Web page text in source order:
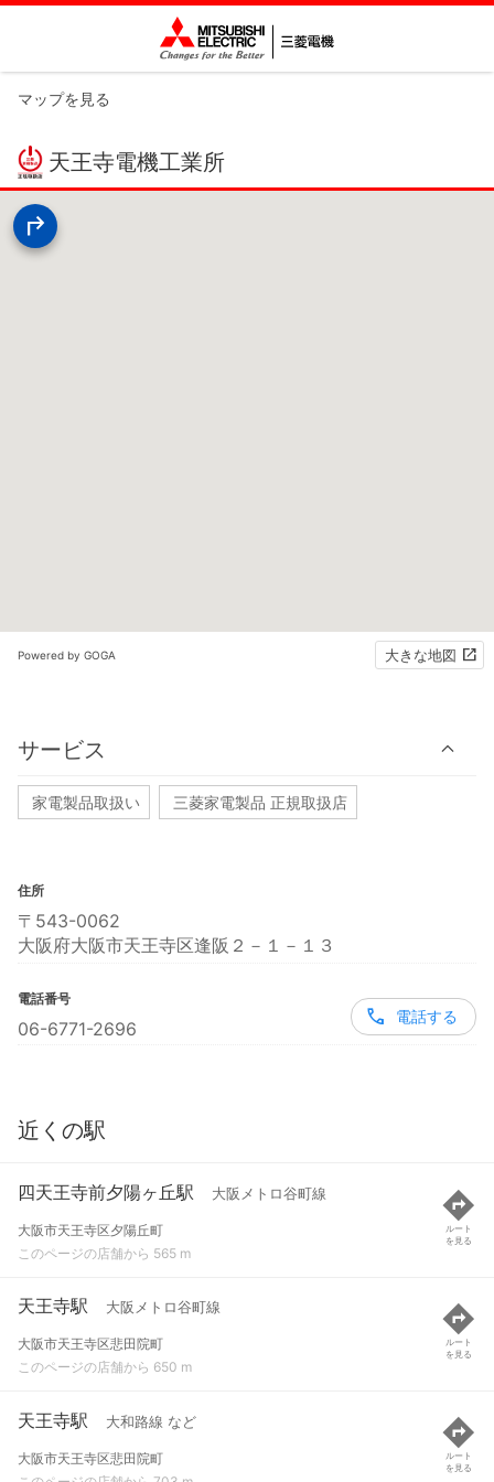
マップを見る
天王寺電機工業所
Powered by GOGA 大きな地図
サービス
家電製品取扱い 三菱家電製品 正規取扱店
住所
〒543-0062
大阪府大阪市天王寺区逢阪２－１－１３
電話番号
06-6771-2696
電話する
近くの駅
四天王寺前夕陽ヶ丘駅 大阪メトロ谷町線
大阪市天王寺区夕陽丘町
このページの店舗から 565 m
ルート
を見る
天王寺駅 大阪メトロ谷町線
大阪市天王寺区悲田院町
このページの店舗から 650 m
ルート
を見る
天王寺駅 大和路線 など
大阪市天王寺区悲田院町
ルート
を見る